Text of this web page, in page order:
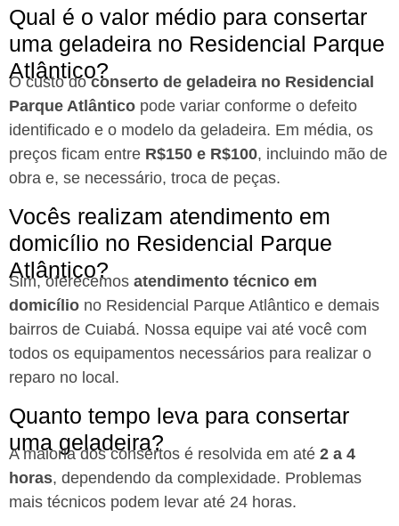
Qual é o valor médio para consertar
uma geladeira no Residencial Parque
Atlântico?
O custo doconserto de geladeira no Residencial
Parque Atlântico pode variar conforme o defeito
identificado e o modelo da geladeira. Em média, os
preços ficam entre R$150 e R$100, incluindo mão de
obra e, se necessário, troca de peças.
Vocês realizam atendimento em
domicílio no Residencial Parque
Atlântico?
Sim, oferecemos atendimento técnico em
domicílio no Residencial Parque Atlântico e demais
bairros de Cuiabá. Nossa equipe vai até você com
todos os equipamentos necessários para realizar o
reparo no local.
Quanto tempo leva para consertar
uma geladeira?
A maioria dos consertos é resolvida em até 2 a 4
horas, dependendo da complexidade. Problemas
mais técnicos podem levar até 24 horas.